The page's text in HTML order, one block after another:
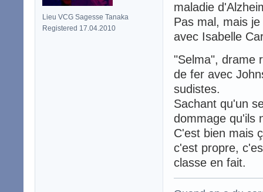
Lieu VCG Sagesse Tanaka
Registered 17.04.2010
maladie
Pas mal, mais
avec Isabelle
"Selma", drame
de fer avec
sudistes.
Sachant qu'un
dommage qu'ils
C'est bien mais
c'est propre,
classe en fait.